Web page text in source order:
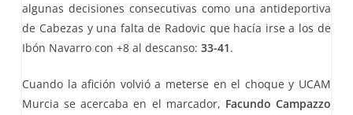
algunas decisiones consecutivas como una antideportiva
de Cabezas y una falta de Radovic que hacía irse a los de
Ibón Navarro con +8 al descanso:33-41.
Cuando la afición volvió a meterse en el choque y UCAM
Murcia se acercaba en el marcador, Facundo Campazzo